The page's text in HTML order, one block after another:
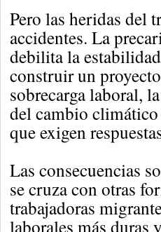
Pero las heridas del
accidentes. La
debilita la
construir un
sobrecarga laboral,
del cambio climático
que exigen
Las consecuencias
se cruza con otras
trabajadoras
laborales más duras